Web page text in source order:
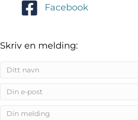
Facebook
Skriv en melding: